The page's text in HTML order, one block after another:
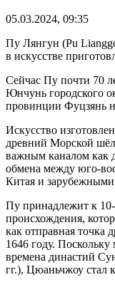
05.03.2024, 09:35
Пу Лянгун (Pu
в искусстве
Сейчас Пу почти 70
Юнчунь городского
провинции Фуцзянь
Искусство
древний Морской
важным каналом как
обмена между юго-
Китая и зарубежными
Пу принадлежит к
происхождения,
как отправная точка
1646 году. Поскольку
времена династий
гг.), Цюаньчжоу стал